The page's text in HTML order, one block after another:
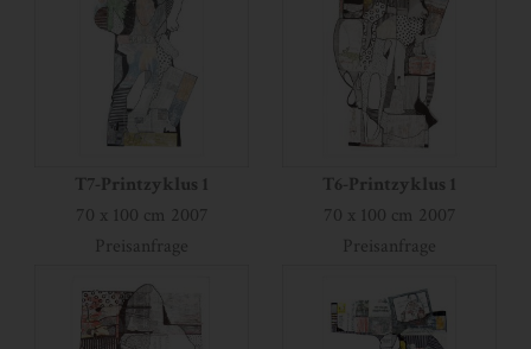
T7-Printzyklus 1
70 x 100 cm 2007
Preisanfrage
T6-Printzyklus 1
70 x 100 cm 2007
Preisanfrage